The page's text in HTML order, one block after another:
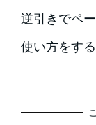
逆引きでペ
使い方をする